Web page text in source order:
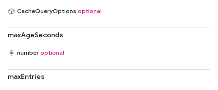
CacheQueryOptions optional
maxAgeSeconds
number optional
maxEntries